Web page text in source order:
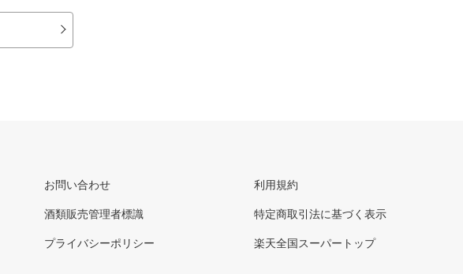
お問い合わせ
酒類販売管理者標識
プライバシーポリシー
利用規約
特定商取引法に基づく表示
楽天全国スーパートップ